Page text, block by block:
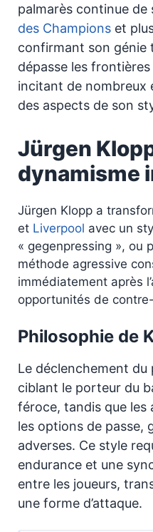
palmarès continue de
des Champions et
confirmant son génie
dépasse les
incitant de nombreux
des aspects de son
Jürgen
dynamisme
Jürgen Klopp a
et Liverpool avec un
« gegenpressing », ou
méthode agressive
immédiatement après
opportunités de
Philosophie de
Le déclenchement du
ciblant le porteur du
féroce, tandis que les
les options de passe,
adverses. Ce style
endurance et une
entre les joueurs,
une forme d’attaque.